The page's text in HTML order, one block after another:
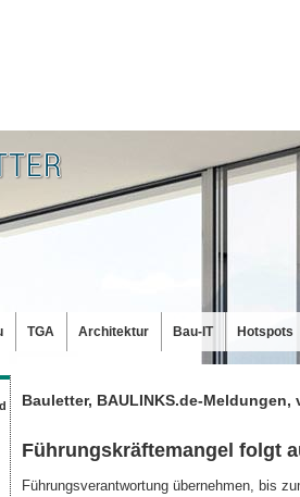
Bauletter, BAULINKS.de-Meldungen,
Führungskräftemangel folgt
Führungsverantwortung übernehmen, bis
TGA Architektur Bau-IT Hotspots